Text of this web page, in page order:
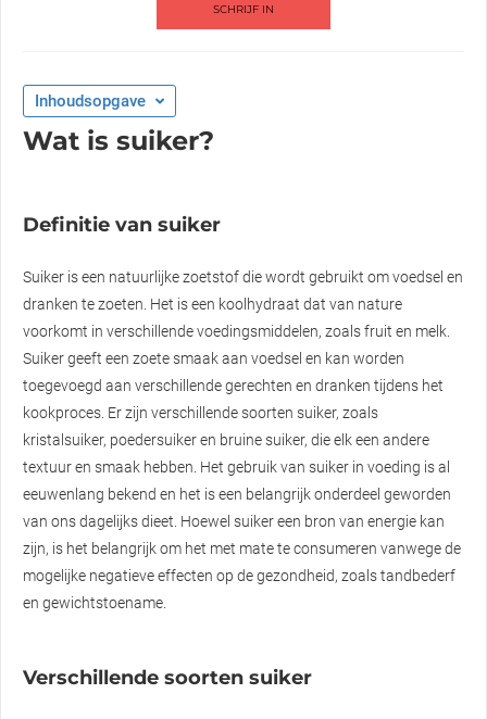
SCHRIJF IN
Inhoudsopgave
Wat is suiker?
Definitie van suiker
Suiker is een natuurlijke zoetstof die wordt gebruikt om voedsel en
dranken te zoeten. Het is een koolhydraat dat van nature
voorkomt in verschillende voedingsmiddelen, zoals fruit en melk.
Suiker geeft een zoete smaak aan voedsel en kan worden
toegevoegd aan verschillende gerechten en dranken tijdens het
kookproces. Er zijn verschillende soorten suiker, zoals
kristalsuiker, poedersuiker en bruine suiker, die elk een andere
textuur en smaak hebben. Het gebruik van suiker in voeding is al
eeuwenlang bekend en het is een belangrijk onderdeel geworden
van ons dagelijks dieet. Hoewel suiker een bron van energie kan
zijn, is het belangrijk om het met mate te consumeren vanwege de
mogelijke negatieve effecten op de gezondheid, zoals tandbederf
en gewichtstoename.
Verschillende soorten suiker